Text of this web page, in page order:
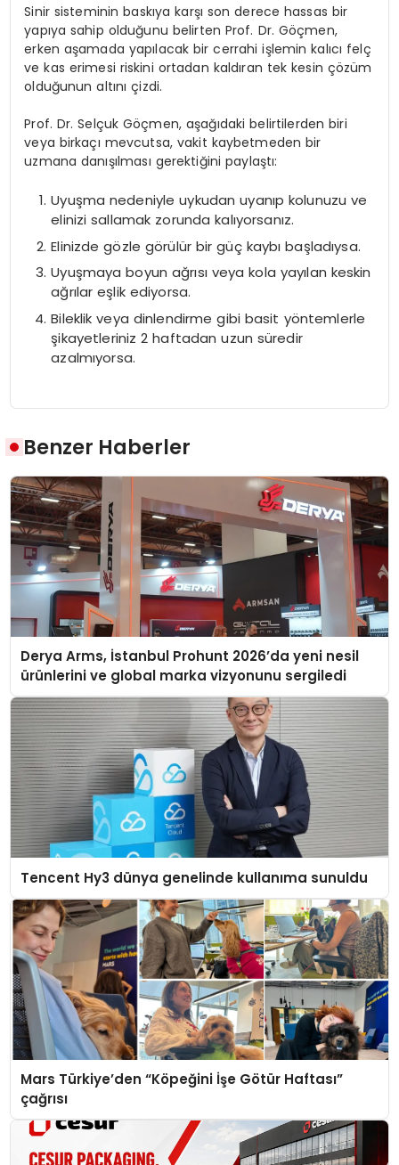
Sinir sisteminin baskıya karşı son derece hassas bir
yapıya sahip olduğunu belirten Prof. Dr. Göçmen,
erken aşamada yapılacak bir cerrahi işlemin kalıcı felç
ve kas erimesi riskini ortadan kaldıran tek kesin çözüm
olduğunun altını çizdi.
Prof. Dr. Selçuk Göçmen, aşağıdaki belirtilerden biri
veya birkaçı mevcutsa, vakit kaybetmeden bir
uzmana danışılması gerektiğini paylaştı:
Uyuşma nedeniyle uykudan uyanıp kolunuzu ve
elinizi sallamak zorunda kalıyorsanız.
Elinizde gözle görülür bir güç kaybı başladıysa.
Uyuşmaya boyun ağrısı veya kola yayılan keskin
ağrılar eşlik ediyorsa.
Bileklik veya dinlendirme gibi basit yöntemlerle
şikayetleriniz 2 haftadan uzun süredir
azalmıyorsa.
Benzer Haberler
Derya Arms, İstanbul Prohunt 2026’da yeni nesil
ürünlerini ve global marka vizyonunu sergiledi
Tencent Hy3 dünya genelinde kullanıma sunuldu
Mars Türkiye’den “Köpeğini İşe Götür Haftası”
çağrısı